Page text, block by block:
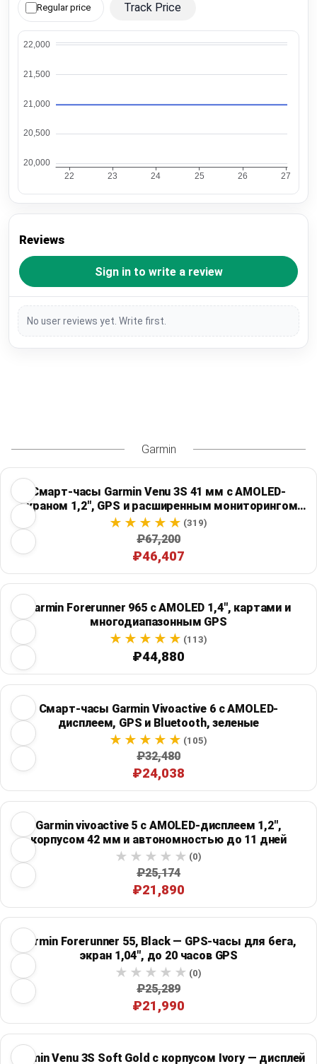
Regular price Track Price
Reviews
Sign in to write a review
No user reviews yet. Write first.
Garmin
Смарт-часы Garmin Venu 3S 41 мм с AMOLED-
экраном 1,2", GPS и расширенным мониторингом
здоровья(319)
₽67,200
₽46,407
Garmin Forerunner 965 с AMOLED 1,4", картами и
многодиапазонным GPS
(113)
₽44,880
Смарт-часы Garmin Vivoactive 6 с AMOLED-
дисплеем, GPS и Bluetooth, зеленые
(105)
₽32,480
₽24,038
Garmin vivoactive 5 с AMOLED-дисплеем 1,2",
корпусом 42 мм и автономностью до 11 дней
(0)
₽25,174
₽21,890
Garmin Forerunner 55, Black — GPS-часы для бега,
экран 1,04", до 20 часов GPS
(0)
₽25,289
₽21,990
Garmin Venu 3S Soft Gold с корпусом Ivory — дисплей